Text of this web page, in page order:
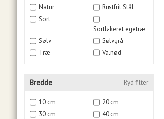
Natur
Rustfrit Stål
Sort
Sortlakeret egetræ
Sølv
Sølvgrå
Træ
Valnød
Bredde Ryd filter
10 cm
20 cm
30 cm
40 cm